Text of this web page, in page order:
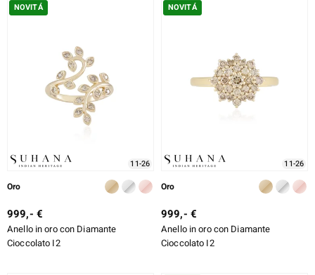
NOVITÁ
11-26
Oro
999,- €
Anello in oro con Diamante
Cioccolato I2
NOVITÁ
11-26
Oro
999,- €
Anello in oro con Diamante
Cioccolato I2